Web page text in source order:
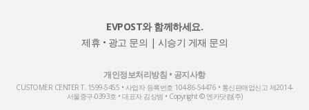
EVPOST와 함께하세요.
제휴 • 광고 문의 | 시승기 게재 문의
개인정보처리방침 • 공지사항
CUSTOMER CENTER T. 1599-5455 • 사업자 등록번호 104-86-54476 • 통신판매업신고 제2014-
서울중구-0393호 • 대표자 김상범 • Copyright © 엔카닷컴(주)